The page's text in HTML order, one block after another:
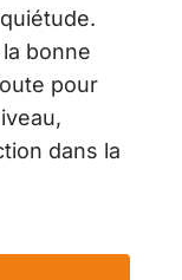
bonne
pour
dans la